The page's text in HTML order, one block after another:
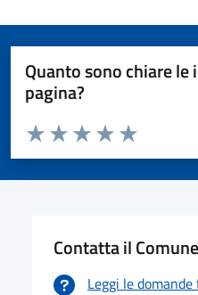
Quanto sono chiare
pagina?
Valuta da 1 a 5 stelle la pagina
Valuta 5
Valuta 4 stelle
Valuta 3 stelle su 5
Valuta 2 stelle su 5
Valuta 1 stelle su 5
Contatta il Comune
Leggi le